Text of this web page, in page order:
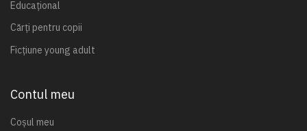
Educațional
Cărți pentru copii
Ficțiune young adult
Contul meu
Coșul meu